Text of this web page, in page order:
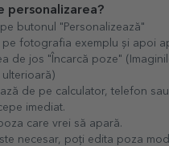
personalizarea?
butonul "Personalizează"
pe fotografia exemplu și apoi
de jos "Încarcă poze"
de pe calculator, telefon
imediat.
care vrei să apară.
necesar, poți edita poza